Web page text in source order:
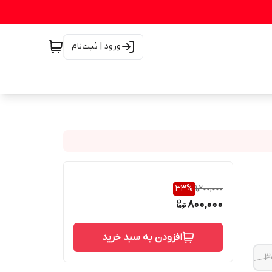
ورود | ثبت‌نام
1,200,000
33%
800,000
افزودن به سبد خرید